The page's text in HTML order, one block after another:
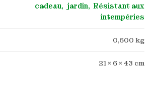
cadeau
jardin
Résistant aux
intempéries
0,600 kg
21 × 6 × 43 cm